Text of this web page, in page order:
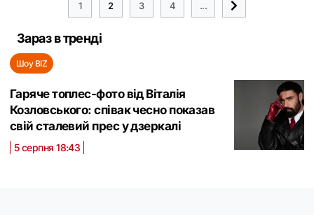
1 2 3 4 ...
Зараз в тренді
Шоу BIZ
Гаряче топлес-фото від Віталія
Козловського: співак чесно показав
свій сталевий прес у дзеркалі
5 серпня 18:43